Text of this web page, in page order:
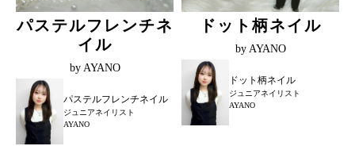
パステルフレンチネ
イル
by AYANO
パステルフレンチネイル
ジュニアネイリスト
AYANO
ドット柄ネイル
by AYANO
ドット柄ネイル
ジュニアネイリスト
AYANO